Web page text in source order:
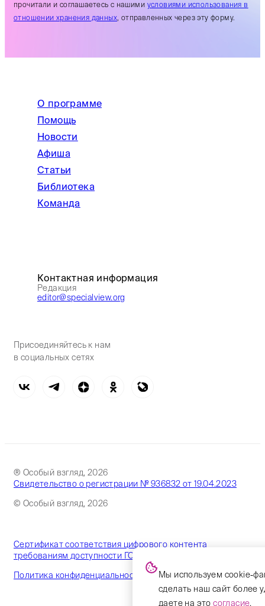
прочитали и соглашаетесь с нашими условиями использования в
отношении хранения данных, отправленных через эту форму.
О программе
Помощь
Новости
Афиша
Статьи
Библиотека
Команда
Контактная информация
Редакция
editor@specialview.org
Присоединяйтесь к нам
в социальных сетях
® Особый взгляд, 2026
Свидетельство о регистрации № 936832 от 19.04.2023
© Особый взгляд, 2026
Сертификат соответствия цифрового контента
требованиям доступности ГОСТ
Политика конфиденциальности
Мы используем cookie-
сделать наш сайт более
даете на этосогласие.